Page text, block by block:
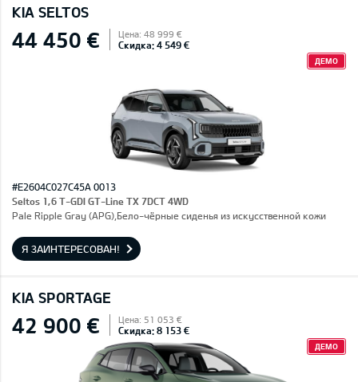
KIA SELTOS
44 450 € Цена: 48 999 €
Скидка: 4 549 €
ДЕМО
#E2604C027C45A 0013
Seltos 1,6 T-GDI GT-Line TX 7DCT 4WD
Pale Ripple Gray (APG),Бело-чёрные сиденья из искусственной кожи
Я ЗАИНТЕРЕСОВАН!
KIA SPORTAGE
42 900 € Цена: 51 053 €
Скидка: 8 153 €
ДЕМО